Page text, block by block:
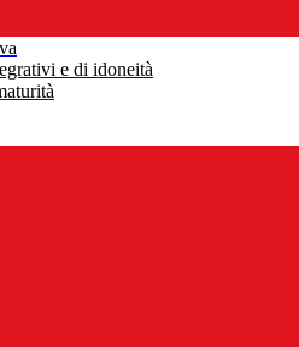
e di idoneità